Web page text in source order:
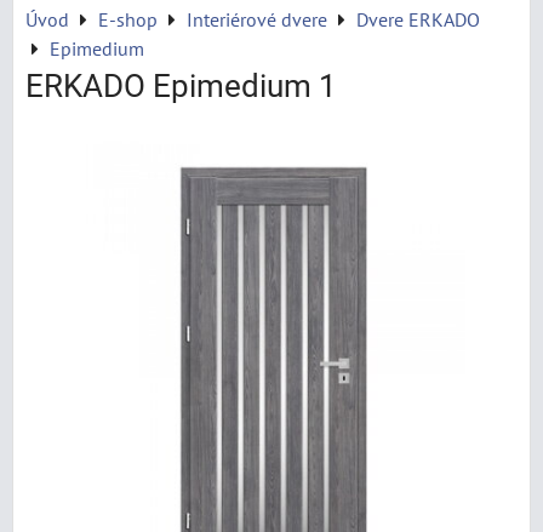
Úvod E-shop Interiérové dvere
Dvere ERKADO
Epimedium
ERKADO Epimedium 1